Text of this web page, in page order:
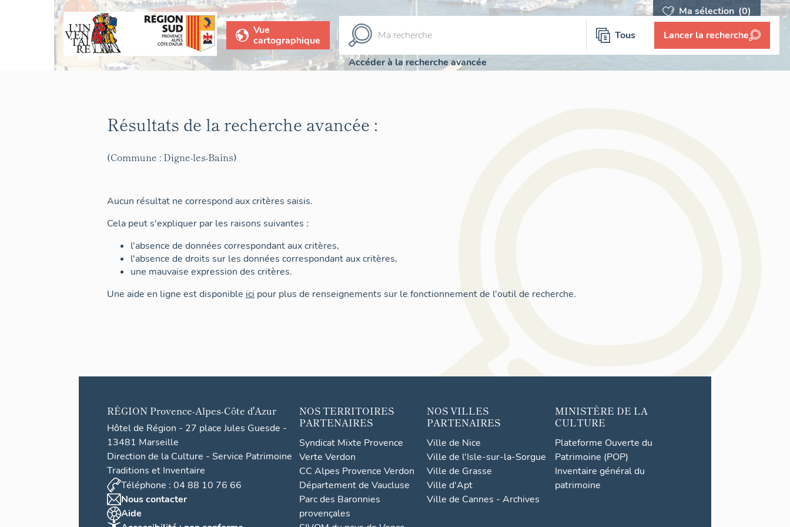
Ma sélection (0)
Vue
cartographique
Tous Lancer la recherche
Accéder à la recherche avancée
Résultats de la recherche avancée :
(Commune : Digne-les-Bains)
Aucun résultat ne correspond aux critères saisis.
Cela peut s'expliquer par les raisons suivantes :
l'absence de données correspondant aux critères,
l'absence de droits sur les données correspondant aux critères,
une mauvaise expression des critères.
Une aide en ligne est disponible ici pour plus de renseignements sur le fonctionnement de l'outil de recherche.
RÉGION Provence-Alpes-Côte d'Azur
Hôtel de Région - 27 place Jules Guesde -
13481 Marseille
Direction de la Culture - Service Patrimoine
Traditions et Inventaire
Téléphone : 04 88 10 76 66
Nous contacter
Aide
NOS TERRITOIRES
PARTENAIRES
Syndicat Mixte Provence
Verte Verdon
CC Alpes Provence Verdon
Département de Vaucluse
Parc des Baronnies
provençales
NOS VILLES
PARTENAIRES
Ville de Nice
Ville de l'Isle-sur-la-Sorgue
Ville de Grasse
Ville d'Apt
Ville de Cannes - Archives
MINISTÈRE DE LA
CULTURE
Plateforme Ouverte du
Patrimoine (POP)
Inventaire général du
patrimoine